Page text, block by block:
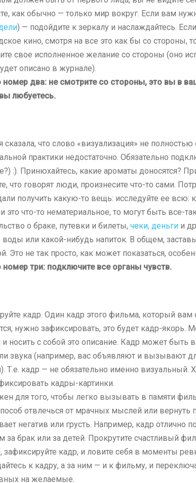
как обычно — только мир вокруг. Если вам
) — подойдите к зеркалу и наслаждайтесь.
кино, смотря на все это как бы со стороны,
свое исполненное желание со стороны (оно
описано в журнале).
номер два: не смотрите со стороны, это вы в
любуетесь.
сказала, что слово «визуализация» не
практики недостаточно. Обязательно
:). Принюхайтесь, какие ароматы доносятся?
что говорят люди, произнесите что-то сами.
получить какую-то вещь: исследуйте ее всю:
это что-то нематериальное, то могут быть все-
о браке, путевки и билеты,чеки, деньги и
или какой-нибудь напиток. В общем,
Это не так просто, как может показаться,
номер три: подключите все органы чувств.
кадр. Один кадр этого фильма, который вам
нужно зафиксировать, это будет кадр-якорь.
носить с собой это описание. Кадр может быть
звука (например, вас объявляют и вызывают
Т.е. кадр — не обязательно именно визуальный.
кадры-картинки.
для того, чтобы легко вызывать в памяти
отвлечься от мрачных мыслей или вернуть
негатив или грусть. Например, кадр отлично
за брак или за детей. Прокрутите счастливый
зафиксируйте кадр, и ловите себя в моменты
к кадру, а за ним — и к фильму, и
на желаемые.